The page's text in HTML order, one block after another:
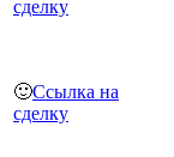
сделку
🙂Ссылка на
сделку